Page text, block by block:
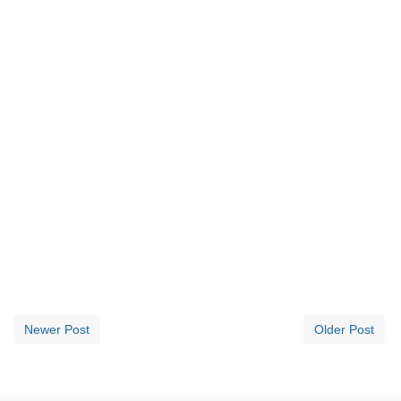
Newer Post Older Post